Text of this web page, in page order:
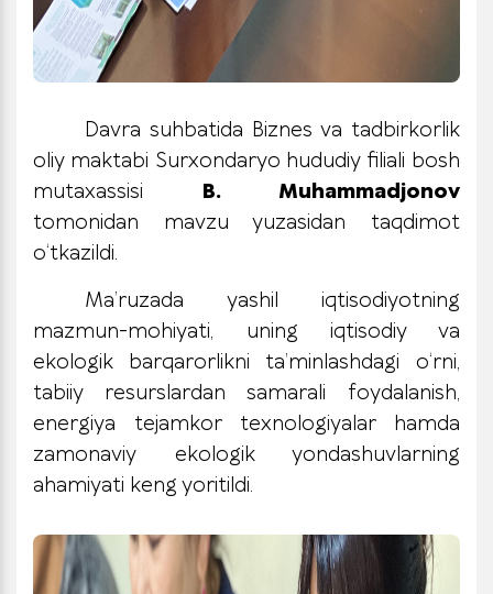
Davra suhbatida Biznes va tadbirkorlik
oliy maktabi Surxondaryo hududiy filiali bosh
mutaxassisi B. Muhammadjonov
tomonidan mavzu yuzasidan taqdimot
o‘tkazildi.
Ma’ruzada yashil iqtisodiyotning
mazmun-mohiyati, uning iqtisodiy va
ekologik barqarorlikni ta’minlashdagi o‘rni,
tabiiy resurslardan samarali foydalanish,
energiya tejamkor texnologiyalar hamda
zamonaviy ekologik yondashuvlarning
ahamiyati keng yoritildi.